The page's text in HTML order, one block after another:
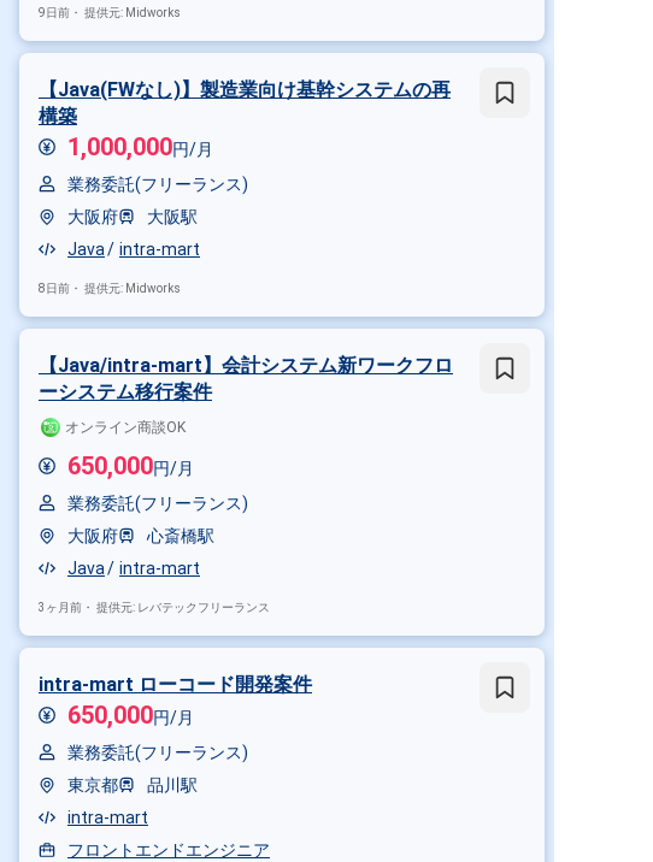
9日前・ 提供元: Midworks
【Java(FWなし)】製造業向け基幹システムの再
構築
1,000,000円/月
業務委託(フリーランス)
大阪府
大阪駅
Java
intra-mart
8日前・ 提供元: Midworks
【Java/intra-mart】会計システム新ワークフロ
ーシステム移行案件
オンライン商談OK
650,000円/月
業務委託(フリーランス)
大阪府
心斎橋駅
Java
intra-mart
3ヶ月前・ 提供元: レバテックフリーランス
intra-mart ローコード開発案件
650,000円/月
業務委託(フリーランス)
東京都
品川駅
intra-mart
フロントエンドエンジニア
特徴で絞り込む